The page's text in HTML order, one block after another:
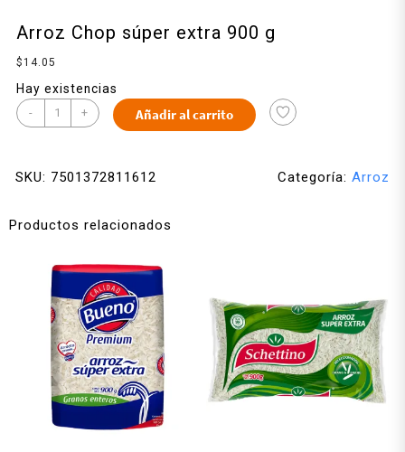
Arroz Chop súper extra 900 g
$ 14.05
Hay existencias
- + Añadir al carrito
SKU: 7501372811612 Categoría: Arroz
Productos relacionados